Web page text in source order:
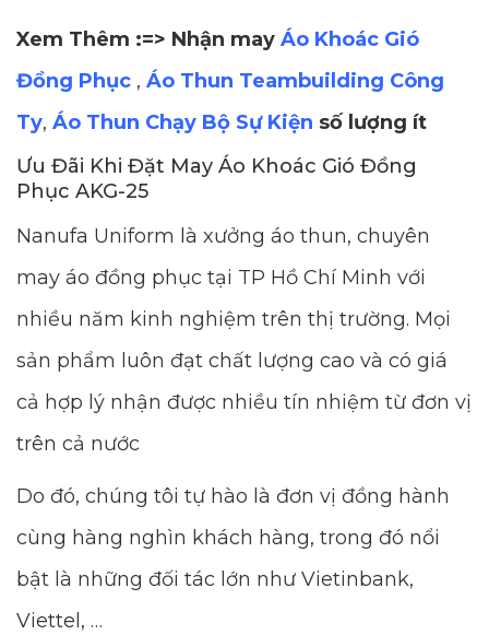
Xem Thêm :=> Nhận may Áo Khoác Gió
Đồng Phục , Áo Thun Teambuilding Công
Ty, Áo Thun Chạy Bộ Sự Kiện số lượng ít
Ưu Đãi Khi Đặt May Áo Khoác Gió Đồng
Phục AKG-25
Nanufa Uniform là xưởng áo thun, chuyên
may áo đồng phục tại TP Hồ Chí Minh với
nhiều năm kinh nghiệm trên thị trường. Mọi
sản phẩm luôn đạt chất lượng cao và có giá
cả hợp lý nhận được nhiều tín nhiệm từ đơn vị
trên cả nước
Do đó, chúng tôi tự hào là đơn vị đồng hành
cùng hàng nghìn khách hàng, trong đó nổi
bật là những đối tác lớn như Vietinbank,
Viettel, …